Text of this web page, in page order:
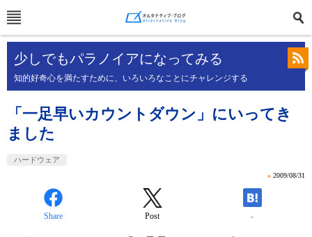
少しでもパラノイアになってみる
知的好奇心を満たすために、いろいろなことにチャレンジする
「一足早いカウントダウン」にいってき
ました
ハードウェア
» 2009/08/31
Share Post -